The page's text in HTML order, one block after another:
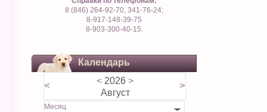
8 (846) 264-92-70, 341-76-24;
8-917-148-39-75
8-903-300-40-15.
Календарь
< < 2026 >
Август
>
Месяц